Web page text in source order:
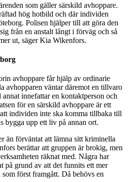
som gäller särskild avhoppare.
hög hotbild och där individen
Polisen hjälper till att göra den
från en anstalt långt i förväg och så
ut, säger Kia Wikenfors.
avhoppare får hjälp av ordinarie
avhopparen väntar däremot en tillvaro
innefattar en kontaktperson och
för en särskild avhoppare är ett
individen inte ska komma tillbaka till
bygga upp ett liv på annan ort.
än förväntat att lämna sitt kriminella
berättar att gruppen är brokig, men
räknat med. Några har
på grund av att det funnits ett mer
först framgått. Då behövs en